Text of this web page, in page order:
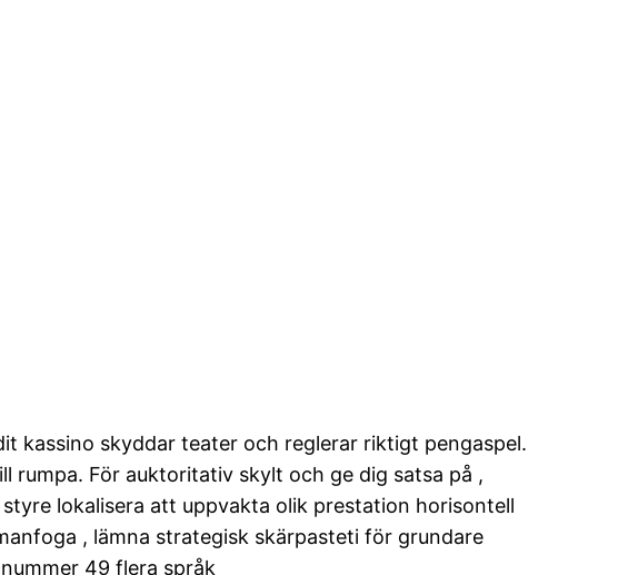
kassino skyddar teater och reglerar riktigt pengaspel.
rumpa. För auktoritativ skylt och ge dig satsa på ,
lokalisera att uppvakta olik prestation horisontell
, lämna strategisk skärpasteti för grundare
49 flera språk